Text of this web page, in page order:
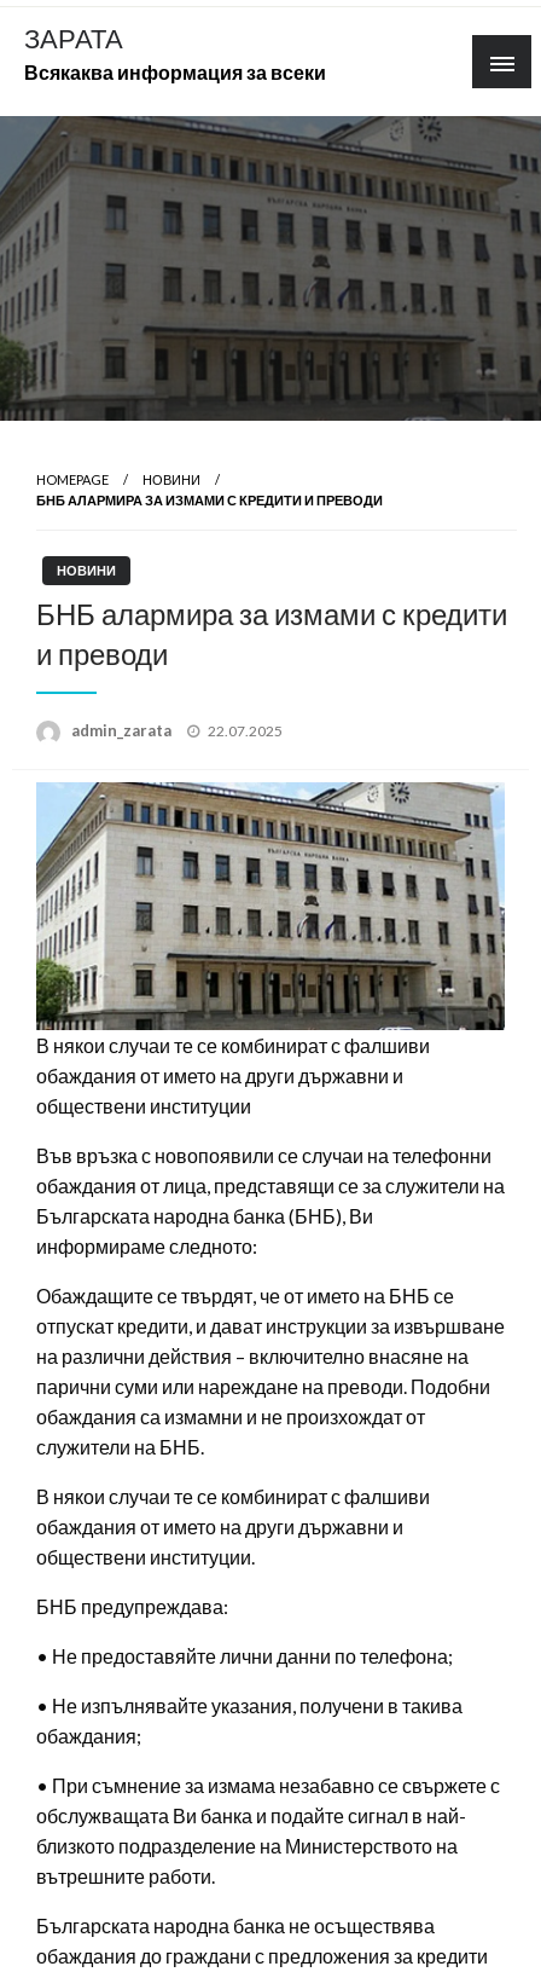
Skip
content
ЗАРАТА
Всякаква информация за всеки
HOMEPAGE
НОВИНИ
БНБ АЛАРМИРА ЗА ИЗМАМИ С КРЕДИТИ И ПРЕВОДИ
НОВИНИ
БНБ алармира за измами с кредити
и преводи
admin_zarata
Posted
22.07.2025
В някои случаи те се комбинират с фалшиви
обаждания от името на други държавни и
обществени институции
Във връзка с новопоявили се случаи на телефонни
обаждания от лица, представящи се за служители на
Българската народна банка (БНБ), Ви
информираме следното:
Обаждащите се твърдят, че от името на БНБ се
отпускат кредити, и дават инструкции за извършване
на различни действия – включително внасяне на
парични суми или нареждане на преводи. Подобни
обаждания са измамни и не произхождат от
служители на БНБ.
В някои случаи те се комбинират с фалшиви
обаждания от името на други държавни и
обществени институции.
БНБ предупреждава:
• Не предоставяйте лични данни по телефона;
• Не изпълнявайте указания, получени в такива
обаждания;
• При съмнение за измама незабавно се свържете с
обслужващата Ви банка и подайте сигнал в най-
близкото подразделение на Министерството на
вътрешните работи.
Българската народна банка не осъществява
обаждания до граждани с предложения за кредити